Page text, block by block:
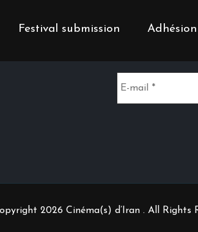
Festival submission Adhésion
Inscrivez-
2026 Cinéma(s) d’Iran . All Rights